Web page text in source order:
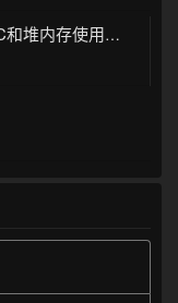
Linux查看某个服务JVM的GC和堆内存使用情况